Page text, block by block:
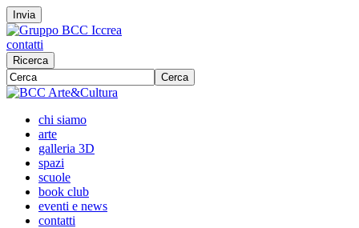
Invia
contatti
Ricerca
Cerca
chi siamo
arte
galleria 3D
spazi
scuole
book club
eventi e news
contatti